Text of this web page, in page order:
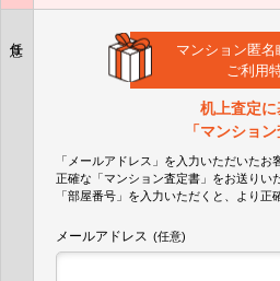
マンション匿
ご利用
机上査定に
「マンション
「メールアドレス」を入力いただいたお
正確な 「マンション査定書」 をお送りい
「部屋番号」を入力いただくと、より正
メールアドレス (任意)